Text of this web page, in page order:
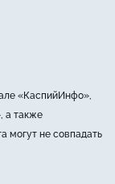
«КаспийИнфо»,
а также
могут не совпадать